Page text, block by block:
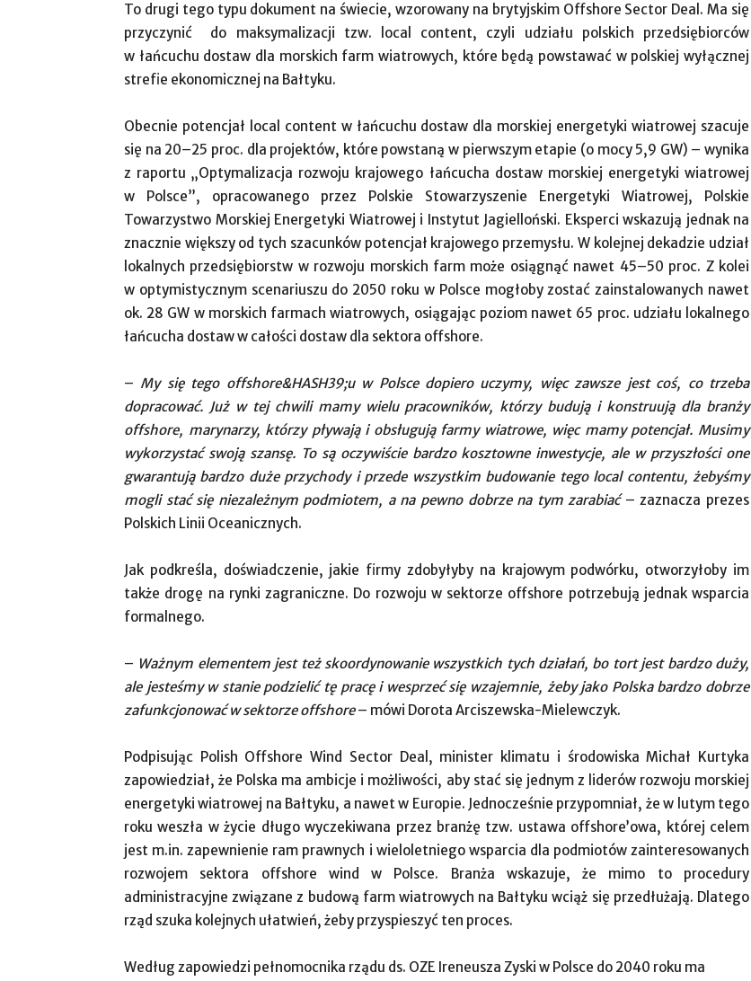
To drugi tego typu dokument na świecie, wzorowany na brytyjskim Offshore Sector Deal. Ma się
przyczynić do maksymalizacji tzw. local content, czyli udziału polskich przedsiębiorców
w łańcuchu dostaw dla morskich farm wiatrowych, które będą powstawać w polskiej wyłącznej
strefie ekonomicznej na Bałtyku.
Obecnie potencjał local content w łańcuchu dostaw dla morskiej energetyki wiatrowej szacuje
się na 20–25 proc. dla projektów, które powstaną w pierwszym etapie (o mocy 5,9 GW) – wynika
z raportu „Optymalizacja rozwoju krajowego łańcucha dostaw morskiej energetyki wiatrowej
w Polsce”, opracowanego przez Polskie Stowarzyszenie Energetyki Wiatrowej, Polskie
Towarzystwo Morskiej Energetyki Wiatrowej i Instytut Jagielloński. Eksperci wskazują jednak na
znacznie większy od tych szacunków potencjał krajowego przemysłu. W kolejnej dekadzie udział
lokalnych przedsiębiorstw w rozwoju morskich farm może osiągnąć nawet 45–50 proc. Z kolei
w optymistycznym scenariuszu do 2050 roku w Polsce mogłoby zostać zainstalowanych nawet
ok. 28 GW w morskich farmach wiatrowych, osiągając poziom nawet 65 proc. udziału lokalnego
łańcucha dostaw w całości dostaw dla sektora offshore.
– My się tego offshore&HASH39;u w Polsce dopiero uczymy, więc zawsze jest coś, co trzeba
dopracować. Już w tej chwili mamy wielu pracowników, którzy budują i konstruują dla branży
offshore, marynarzy, którzy pływają i obsługują farmy wiatrowe, więc mamy potencjał. Musimy
wykorzystać swoją szansę. To są oczywiście bardzo kosztowne inwestycje, ale w przyszłości one
gwarantują bardzo duże przychody i przede wszystkim budowanie tego local contentu, żebyśmy
mogli stać się niezależnym podmiotem, a na pewno dobrze na tym zarabiać– zaznacza prezes
Polskich Linii Oceanicznych.
Jak podkreśla, doświadczenie, jakie firmy zdobyłyby na krajowym podwórku, otworzyłoby im
także drogę na rynki zagraniczne. Do rozwoju w sektorze offshore potrzebują jednak wsparcia
formalnego.
– Ważnym elementem jest też skoordynowanie wszystkich tych działań, bo tort jest bardzo duży,
ale jesteśmy w stanie podzielić tę pracę i wesprzeć się wzajemnie, żeby jako Polska bardzo dobrze
zafunkcjonować w sektorze offshore – mówi Dorota Arciszewska-Mielewczyk.
Podpisując Polish Offshore Wind Sector Deal, minister klimatu i środowiska Michał Kurtyka
zapowiedział, że Polska ma ambicje i możliwości, aby stać się jednym z liderów rozwoju morskiej
energetyki wiatrowej na Bałtyku, a nawet w Europie. Jednocześnie przypomniał, że w lutym tego
roku weszła w życie długo wyczekiwana przez branżę tzw. ustawa offshore’owa, której celem
jest m.in. zapewnienie ram prawnych i wieloletniego wsparcia dla podmiotów zainteresowanych
rozwojem sektora offshore wind w Polsce. Branża wskazuje, że mimo to procedury
administracyjne związane z budową farm wiatrowych na Bałtyku wciąż się przedłużają. Dlatego
rząd szuka kolejnych ułatwień, żeby przyspieszyć ten proces.
Według zapowiedzi pełnomocnika rządu ds. OZE Ireneusza Zyski w Polsce do 2040 roku ma